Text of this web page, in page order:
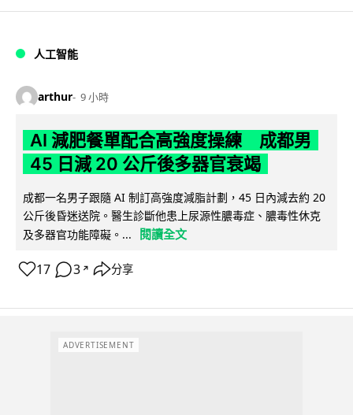
人工智能
arthur 9 小時
AI 減肥餐單配合高強度操練 成都男
45 日減 20 公斤後多器官衰竭
成都一名男子跟隨 AI 制訂高強度減脂計劃，45 日內減去約 20
公斤後昏迷送院。醫生診斷他患上尿源性膿毒症、膿毒性休克
及多器官功能障礙。...
閱讀全文
17 3 ↗ 分享
ADVERTISEMENT